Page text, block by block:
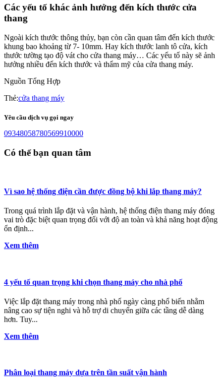
Các yếu tố khác ảnh hưởng đến kích thước cửa
thang
Ngoài kích thước thông thủy, bạn còn cần quan tâm đến kích thước
khung bao khoảng từ 7- 10mm. Hay kích thước lanh tô cửa, kích
thước tường tạo độ vát cho cửa thang máy… Các yếu tố này sẽ ảnh
hưởng nhiều đến kích thước và thẩm mỹ của cửa thang máy.
Nguồn Tổng Hợp
Thẻ:cửa thang máy
Yêu cầu dịch vụ gọi ngay
09348058780569910000
Có thể bạn quan tâm
Vì sao hệ thống điện cần được đồng bộ khi lắp thang máy?
Trong quá trình lắp đặt và vận hành, hệ thống điện thang máy đóng
vai trò đặc biệt quan trọng đối với độ an toàn và khả năng hoạt động
ổn định...
Xem thêm
4 yếu tố quan trọng khi chọn thang máy cho nhà phố
Việc lắp đặt thang máy trong nhà phố ngày càng phổ biến nhằm
nâng cao sự tiện nghi và hỗ trợ di chuyển giữa các tầng dễ dàng
hơn. Tuy...
Xem thêm
Phân loại thang máy dựa trên tần suất vận hành